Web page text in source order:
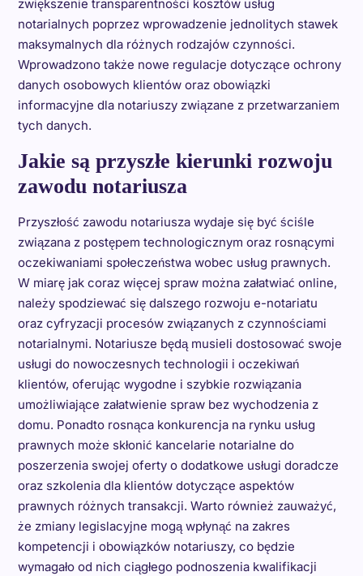
zwiększenie transparentności kosztów usług
notarialnych poprzez wprowadzenie jednolitych stawek
maksymalnych dla różnych rodzajów czynności.
Wprowadzono także nowe regulacje dotyczące ochrony
danych osobowych klientów oraz obowiązki
informacyjne dla notariuszy związane z przetwarzaniem
tych danych.
Jakie są przyszłe kierunki rozwoju
zawodu notariusza
Przyszłość zawodu notariusza wydaje się być ściśle
związana z postępem technologicznym oraz rosnącymi
oczekiwaniami społeczeństwa wobec usług prawnych.
W miarę jak coraz więcej spraw można załatwiać online,
należy spodziewać się dalszego rozwoju e-notariatu
oraz cyfryzacji procesów związanych z czynnościami
notarialnymi. Notariusze będą musieli dostosować swoje
usługi do nowoczesnych technologii i oczekiwań
klientów, oferując wygodne i szybkie rozwiązania
umożliwiające załatwienie spraw bez wychodzenia z
domu. Ponadto rosnąca konkurencja na rynku usług
prawnych może skłonić kancelarie notarialne do
poszerzenia swojej oferty o dodatkowe usługi doradcze
oraz szkolenia dla klientów dotyczące aspektów
prawnych różnych transakcji. Warto również zauważyć,
że zmiany legislacyjne mogą wpłynąć na zakres
kompetencji i obowiązków notariuszy, co będzie
wymagało od nich ciągłego podnoszenia kwalifikacji